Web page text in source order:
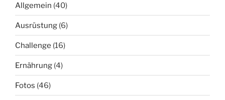
Allgemein (40)
Ausrüstung (6)
Challenge (16)
Ernährung (4)
Fotos (46)